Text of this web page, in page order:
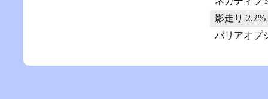
影走り 2.2%
バリアオプ